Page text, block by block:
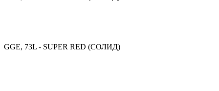
GGE, 73L - SUPER RED (СОЛИД)